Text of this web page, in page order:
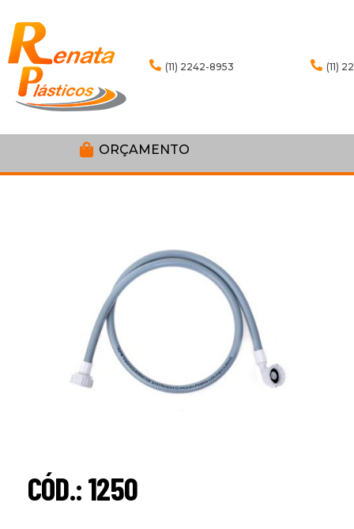
(11) 2242-8953 (11)
ORÇAMENTO
CÓD.: 1250